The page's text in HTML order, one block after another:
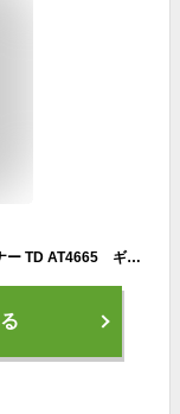
ナイキ NIKE ベビースニーカー フレックス ランナー TD AT4665 ギフトラッピング無料